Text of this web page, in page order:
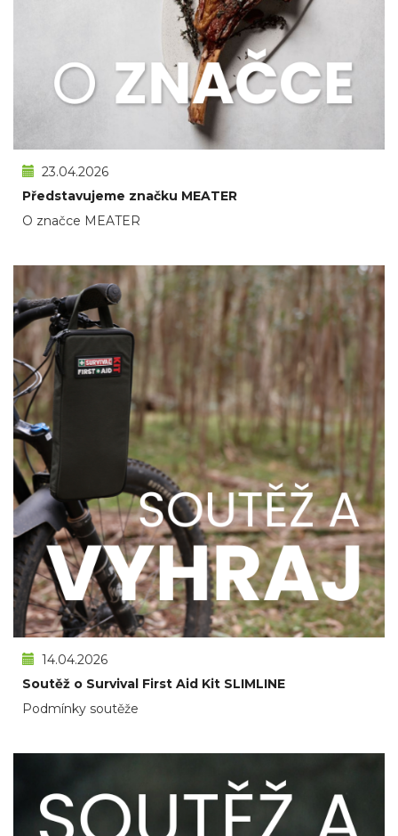
23.04.2026
Představujeme značku MEATER
O značce MEATER
14.04.2026
Soutěž o Survival First Aid Kit SLIMLINE
Podmínky soutěže